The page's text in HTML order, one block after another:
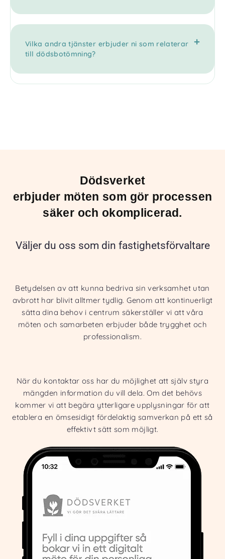
Vilka andra tjänster erbjuder ni som relaterar
till dödsbotömning?
Dödsverket
erbjuder möten som gör processen
säker och okomplicerad.
Väljer du oss som din fastighetsförvaltare
Betydelsen av att kunna bedriva sin verksamhet utan
avbrott har blivit alltmer tydlig. Genom att kontinuerligt
sätta dina behov i centrum säkerställer vi att våra
möten och samarbeten erbjuder både trygghet och
professionalism.
När du kontaktar oss har du möjlighet att själv styra
mängden information du vill dela. Om det behövs
kommer vi att begära ytterligare upplysningar för att
etablera en ömsesidigt fördelaktig samverkan på ett så
effektivt sätt som möjligt.